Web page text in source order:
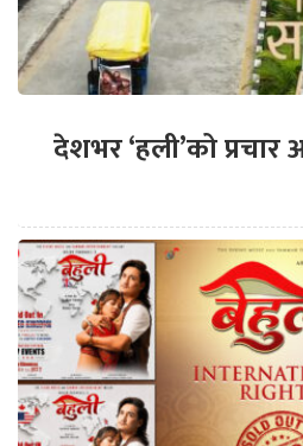
देशभर ‘हली’को